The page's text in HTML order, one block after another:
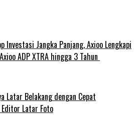
Investasi Jangka Panjang, Axioo Lengkapi
ADP XTRA hingga 3 Tahun
Latar Belakang dengan Cepat
Latar Foto